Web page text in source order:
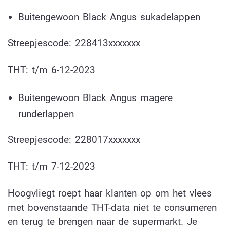
Buitengewoon Black Angus sukadelappen
Streepjescode: 228413xxxxxxx
THT: t/m 6-12-2023
Buitengewoon Black Angus magere
runderlappen
Streepjescode: 228017xxxxxxx
THT: t/m 7-12-2023
Hoogvliegt roept haar klanten op om het vlees
met bovenstaande THT-data niet te consumeren
en terug te brengen naar de supermarkt. Je